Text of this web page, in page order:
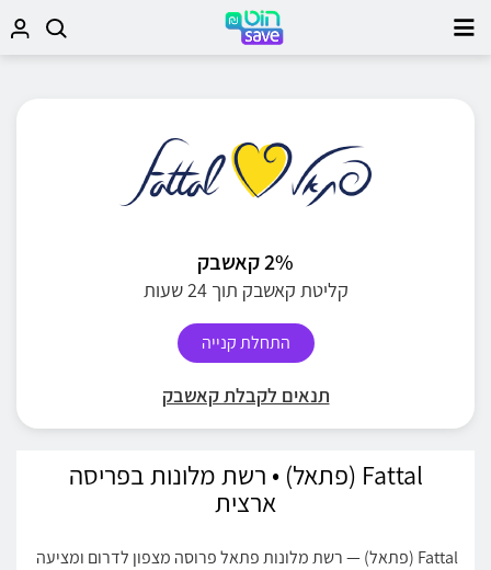
2% קאשבק
קליטת קאשבק תוך 24 שעות
התחלת קנייה
תנאים לקבלת קאשבק
Fattal (פתאל) • רשת מלונות בפריסה
ארצית
Fattal (פתאל) — רשת מלונות פתאל פרוסה מצפון לדרום ומציעה